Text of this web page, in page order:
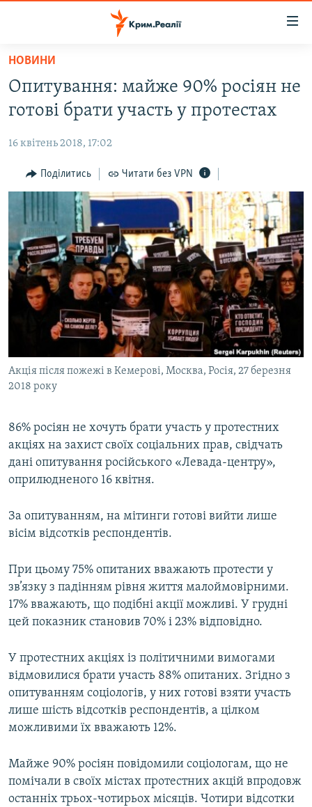
Перейти
основного
матеріалу
до
навігації
Перейти
пошуку
ВОДА.КРИМ
ВІДЕО ТА ФОТО
ПОЛІТИКА
БЛОГИ
ПОГЛЯД
ІНТЕРВ'Ю
ВСЕ ЗА ДЕНЬ
СПЕЦПРОЕКТИ
ДЕПОРТАЦІЯ
ВІДЕОУРОКИ «ELIFBE»
СВІДЧЕННЯ ОКУПАЦІЇ
УКРАЇНСЬКА ПРОБЛЕМА КРИМУ
ЯК ОБІЙТИ БЛОКУВАННЯ
Русский
Qırımtatar
Усі сайти RFE/RL
НОВИНИ
Опитування: майже 90% росіян не
готові брати участь у протестах
16 квітень 2018, 17:02
Поділитись Читати без VPN
Акція після пожежі в Кемерові, Москва, Росія, 27 березня
2018 року
86% росіян не хочуть брати участь у протестних
акціях на захист своїх соціальних прав, свідчать
дані опитування російського «Левада-центру»,
оприлюдненого 16 квітня.
За опитуванням, на мітинги готові вийти лише
вісім відсотків респондентів.
При цьому 75% опитаних вважають протести у
зв’язку з падінням рівня життя малоймовірними.
17% вважають, що подібні акції можливі. У грудні
цей показник становив 70% і 23% відповідно.
У протестних акціях із політичними вимогами
відмовилися брати участь 88% опитаних. Згідно з
опитуванням соціологів, у них готові взяти участь
лише шість відсотків респондентів, а цілком
можливими їх вважають 12%.
Майже 90% росіян повідомили соціологам, що не
помічали в своїх містах протестних акцій впродовж
останніх трьох-чотирьох місяців. Чотири відсотки